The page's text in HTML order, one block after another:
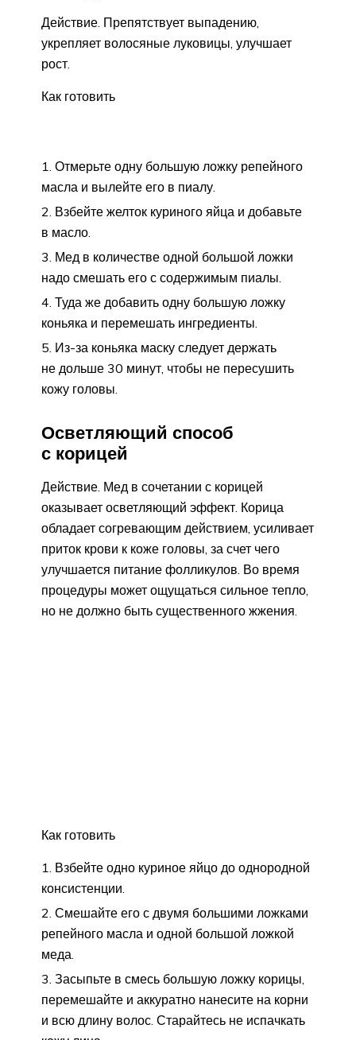
Действие. Препятствует выпадению,
укрепляет волосяные луковицы, улучшает
рост.
Как готовить
Отмерьте одну большую ложку репейного
масла и вылейте его в пиалу.
Взбейте желток куриного яйца и добавьте
в масло.
Мед в количестве одной большой ложки
надо смешать его с содержимым пиалы.
Туда же добавить одну большую ложку
коньяка и перемешать ингредиенты.
Из-за коньяка маску следует держать
не дольше 30 минут, чтобы не пересушить
кожу головы.
Осветляющий способ
с корицей
Действие. Мед в сочетании с корицей
оказывает осветляющий эффект. Корица
обладает согревающим действием, усиливает
приток крови к коже головы, за счет чего
улучшается питание фолликулов. Во время
процедуры может ощущаться сильное тепло,
но не должно быть существенного жжения.
Как готовить
Взбейте одно куриное яйцо до однородной
консистенции.
Смешайте его с двумя большими ложками
репейного масла и одной большой ложкой
меда.
Засыпьте в смесь большую ложку корицы,
перемешайте и аккуратно нанесите на корни
и всю длину волос. Старайтесь не испачкать